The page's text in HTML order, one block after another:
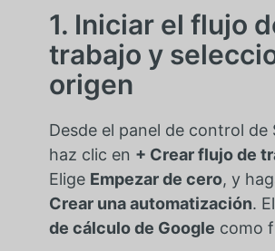
1. Iniciar el flujo
trabajo y
origen
Desde el panel de control de
haz clic en + Crear flujo de
Elige Empezar de cero, y
Crear una automatización.
de cálculo de Google como